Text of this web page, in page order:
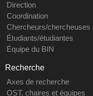
Direction
Coordination
Chercheurs/chercheuses
Étudiants/étudiantes
Équipe du BIN
Recherche
Axes de recherche
OST, chaires et équipes